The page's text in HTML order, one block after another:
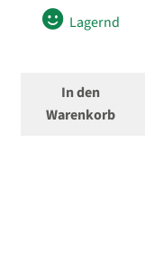
Taschen/Rucksäcke
Second-Hand
Lagernd
In den
Warenkorb